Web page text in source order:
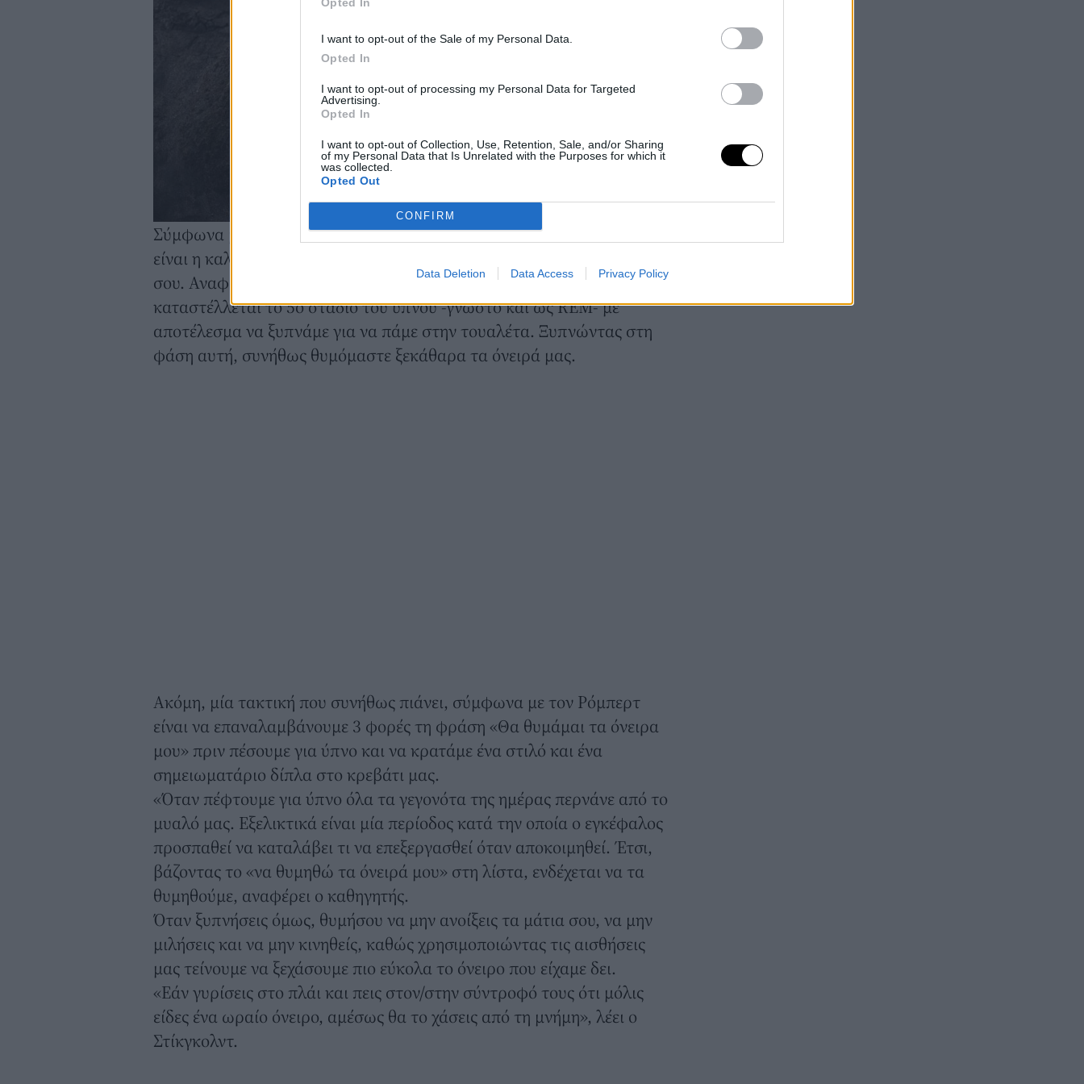
I want to opt-out of the Sale of my Personal Data.
Opted In
I want to opt-out of processing my Personal Data for Targeted
Advertising.
Opted In
I want to opt-out of Collection, Use, Retention, Sale, and/or Sharing
of my Personal Data that Is Unrelated with the Purposes for which it
was collected.
Opted Out
CONFIRM
Data Deletion Data Access Privacy Policy
Σύμφωνα με τον Ρόμπερτ. αν πιεις τρία ποτήρια νερό πριν κοιμηθείς
είναι η καλύτερη «τακτική» για να μην ξεχάσεις ποτέ τι είδες στον ύπνο
σου. Αναφορικά με την έρευνα, με τα τρία ποτήρια νερό
καταστέλλεται το 5ο στάδιο του ύπνου -γνωστό και ως REM- με
αποτέλεσμα να ξυπνάμε για να πάμε στην τουαλέτα. Ξυπνώντας στη
φάση αυτή, συνήθως θυμόμαστε ξεκάθαρα τα όνειρά μας.
Ακόμη, μία τακτική που συνήθως πιάνει, σύμφωνα με τον Ρόμπερτ
είναι να επαναλαμβάνουμε 3 φορές τη φράση «Θα θυμάμαι τα όνειρα
μου» πριν πέσουμε για ύπνο και να κρατάμε ένα στιλό και ένα
σημειωματάριο δίπλα στο κρεβάτι μας.
«Όταν πέφτουμε για ύπνο όλα τα γεγονότα της ημέρας περνάνε από το
μυαλό μας. Εξελικτικά είναι μία περίοδος κατά την οποία ο εγκέφαλος
προσπαθεί να καταλάβει τι να επεξεργασθεί όταν αποκοιμηθεί. Έτσι,
βάζοντας το «να θυμηθώ τα όνειρά μου» στη λίστα, ενδέχεται να τα
θυμηθούμε, αναφέρει ο καθηγητής.
Όταν ξυπνήσεις όμως, θυμήσου να μην ανοίξεις τα μάτια σου, να μην
μιλήσεις και να μην κινηθείς, καθώς χρησιμοποιώντας τις αισθήσεις
μας τείνουμε να ξεχάσουμε πιο εύκολα το όνειρο που είχαμε δει.
«Εάν γυρίσεις στο πλάι και πεις στον/στην σύντροφό τους ότι μόλις
είδες ένα ωραίο όνειρο, αμέσως θα το χάσεις από τη μνήμη», λέει ο
Στίκγκολντ.